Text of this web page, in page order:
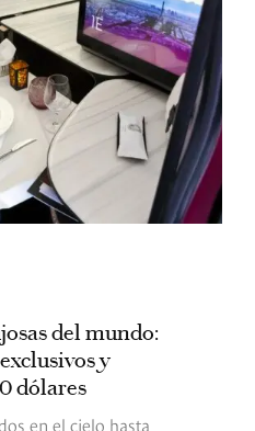
del mundo:
y
dólares
en el cielo hasta